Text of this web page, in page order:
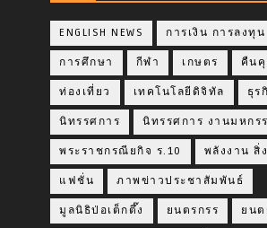
ENGLISH NEWS การเงิน การลงทุน
การศึกษา กีฬา เกษตร คืน
ท่องเที่ยว เทคโนโลยีดิจิทัล ธุร
นิทรรศการ นิทรรศการ งานมหกร
พระราชกรณียกิจ ร.10 พลังงาน สิ่
แฟชั่น ภาพข่าวประชาสัมพันธ์
มูลนิธิป่อเต็กตึ๊ง ยนตรกรร ยนต